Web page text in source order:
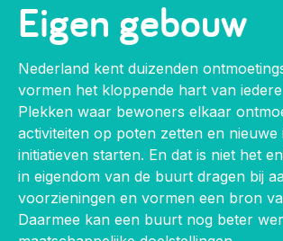
Huren of kopen, maatschappelijk vastgoed,
ontmoetingsplekken >
Sociaal ondernemen
Bewonersbedrijf starten,
Buurtbewoners verbinden
Community building en ABCD,
Zorgzame gemeenschappen
Betrokken buurten, contact stimuleren,
Lid worden
Vraag stellen
030 231 7511
info@lsabewoners.nl
030 231 7511
info@lsabewoners.nl
Eigen gebouw
Nederland kent duizenden
vormen het kloppende hart van
Plekken waar bewoners elkaar
activiteiten op poten zetten en nieuwe
initiatieven starten. En dat is niet het
in eigendom van de buurt dragen bij
voorzieningen en vormen een bron
Daarmee kan een buurt nog beter